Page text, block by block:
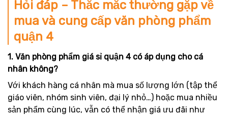
Hỏi đáp – Thắc mắc thường gặp về
mua và cung cấp văn phòng phẩm
quận 4
1. Văn phòng phẩm giá sỉ quận 4 có áp dụng cho cá
nhân không?
Với khách hàng cá nhân mà mua số lượng lớn (tập thể
giáo viên, nhóm sinh viên, đại lý nhỏ…) hoặc mua nhiều
sản phẩm cùng lúc, vẫn có thể nhận giá ưu đãi như